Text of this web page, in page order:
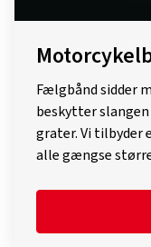
Fælgbånd sidder
beskytter
grater. Vi tilbyder
alle gængse